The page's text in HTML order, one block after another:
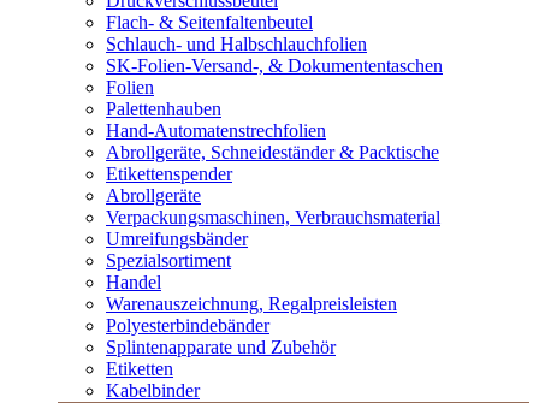
Flach- & Seitenfaltenbeutel
Schlauch- und Halbschlauchfolien
SK-Folien-Versand-, & Dokumententaschen
Folien
Palettenhauben
Hand-Automatenstrechfolien
Abrollgeräte, Schneideständer & Packtische
Etikettenspender
Abrollgeräte
Verpackungsmaschinen, Verbrauchsmaterial
Umreifungsbänder
Spezialsortiment
Handel
Warenauszeichnung, Regalpreisleisten
Polyesterbindebänder
Splintenapparate und Zubehör
Etiketten
Kabelbinder